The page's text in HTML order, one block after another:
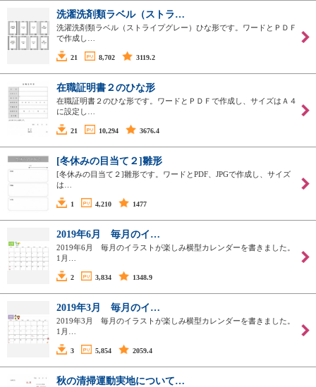
洗濯洗剤類ラベル（ストラ…
洗濯洗剤類ラベル（ストライプグレー）ひな形です。ワードとＰＤＦ
で作成し…
21 8,702 3119.2
在職証明書２のひな形
在職証明書２のひな形です。ワードとＰＤＦで作成し、サイズはＡ４
に設定し…
21 10,294 3676.4
[冬休みの目当て２]雛形
[冬休みの目当て２]雛形です。ワードとPDF、JPGで作成し、サイズ
は…
1 4,210 1477
2019年6月 毎月のイ…
2019年6月 毎月のイラストが楽しみ横型カレンダーを書きました。
1月…
2 3,834 1348.9
2019年3月 毎月のイ…
2019年3月 毎月のイラストが楽しみ横型カレンダーを書きました。
1月…
3 5,854 2059.4
秋の清掃運動実地について…